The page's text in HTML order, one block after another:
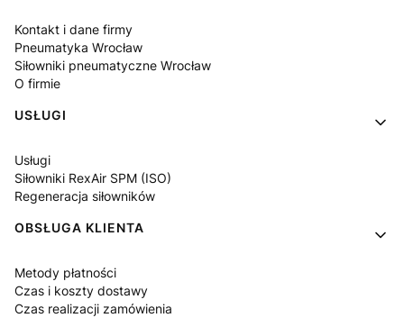
Kontakt i dane firmy
Pneumatyka Wrocław
Siłowniki pneumatyczne Wrocław
O firmie
USŁUGI
Usługi
Siłowniki RexAir SPM (ISO)
Regeneracja siłowników
OBSŁUGA KLIENTA
Metody płatności
Czas i koszty dostawy
Czas realizacji zamówienia